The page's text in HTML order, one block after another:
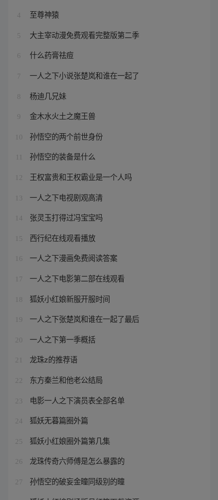
4 至尊神猿
5 大主宰动漫免费观看完整版第二季
6 什么药膏祛痘
7 一人之下小说张楚岚和谁在一起了
8 杨迪几兄妹
9 金木水火土之魔王兽
10 孙悟空的两个前世身份
孙悟空的装备是什么
12 王权富贵和王权霸业是一个人吗
13 一人之下电视剧观高清
14 张灵玉打得过冯宝宝吗
15 西行纪在线观看播放
16 一人之下漫画免费阅读答案
17 一人之下电影第二部在线观看
18 狐妖小红娘新服开服时间
19 一人之下张楚岚和谁在一起了最后
20 一人之下第一季概括
21 龙珠z的推荐语
22 东方秦兰和他老公结局
23 电影一人之下演员表全部名单
24 狐妖无暮篇圈外篇
25 狐妖小红娘圈外篇第几集
26 龙珠传奇六师傅是怎么暴露的
27 孙悟空的破妄金瞳同级别的瞳